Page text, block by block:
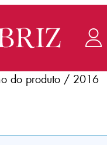
do produto / 2016